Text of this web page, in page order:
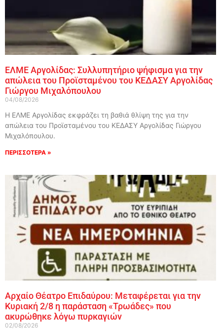
ΕΛΜΕ Αργολίδας: Συλλυπητήριο ψήφισμα για την
απώλεια του Προϊσταμένου του ΚΕΔΑΣΥ Αργολίδας
Γιώργου Μιχαλόπουλου
04/08/2026
Η ΕΛΜΕ Αργολίδας εκφράζει τη βαθιά θλίψη της για την
απώλεια του Προϊσταμένου του ΚΕΔΑΣΥ Αργολίδας Γιώργου
Μιχαλόπουλου.
ΠΕΡΙΣΣΟΤΕΡΑ »
Αρχαίο Θέατρο Επιδαύρου: Μεταφέρεται για την
Κυριακή 2/8 η παράσταση «Τρωάδες» που
ακυρώθηκε λόγω πυρκαγιών
02/08/2026